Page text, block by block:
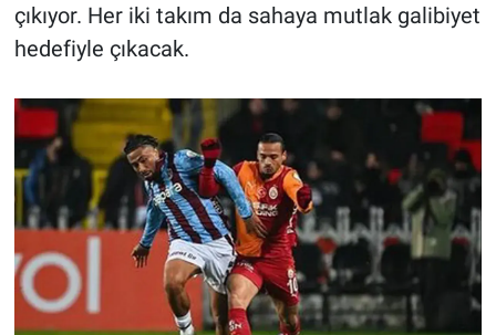
çıkıyor. Her iki takım da sahaya mutlak galibiyet
hedefiyle çıkacak.